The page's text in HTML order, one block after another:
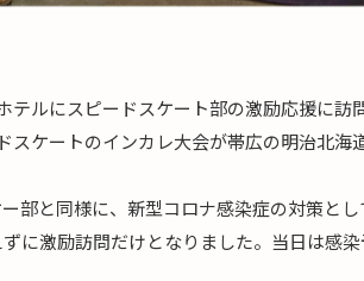
ルにスピードスケート部の激励応援に訪
スケートのインカレ大会が帯広の明治北海
部と同様に、新型コロナ感染症の対策と
に激励訪問だけとなりました。当日は感